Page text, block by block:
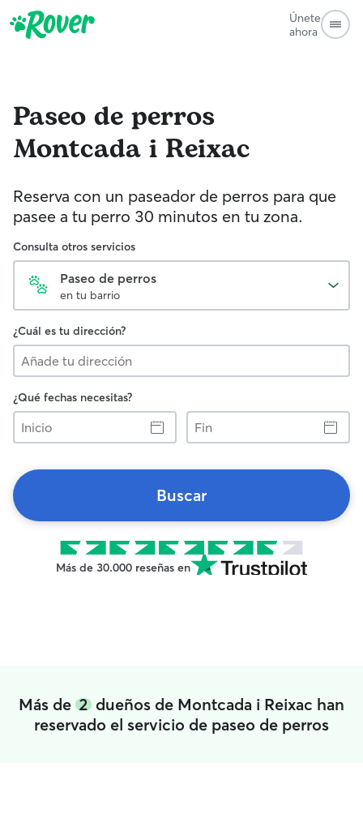
Únete
ahora
Paseo de perros
Montcada i Reixac
Reserva con un paseador de perros para que
pasee a tu perro 30 minutos en tu zona.
Consulta otros servicios
Paseo de perros
en tu barrio
¿Cuál es tu dirección?
¿Qué fechas necesitas?
Inicio
Fin
Buscar
Más de 30.000 reseñas en
Más de 2 dueños de Montcada i Reixac han
reservado el servicio de paseo de perros